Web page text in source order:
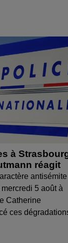
à
réagit
antisémite
5 août à
Catherine
ces